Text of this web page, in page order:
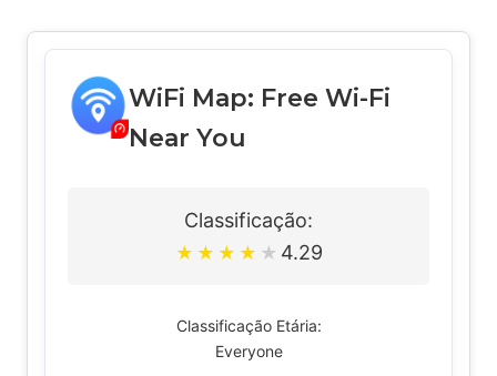
WiFi Map: Free Wi-Fi
Near You
Classificação:
★ ★ ★ ★ ★ 4.29
Classificação Etária:
Everyone